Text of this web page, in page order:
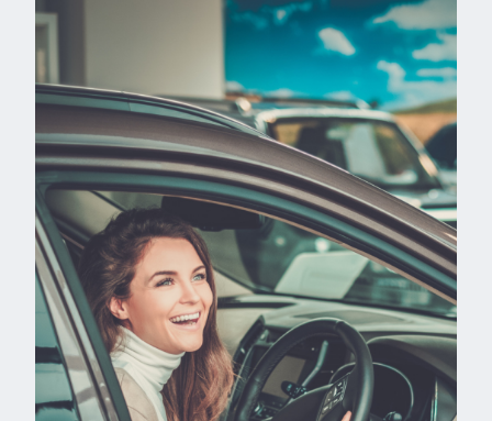
Left